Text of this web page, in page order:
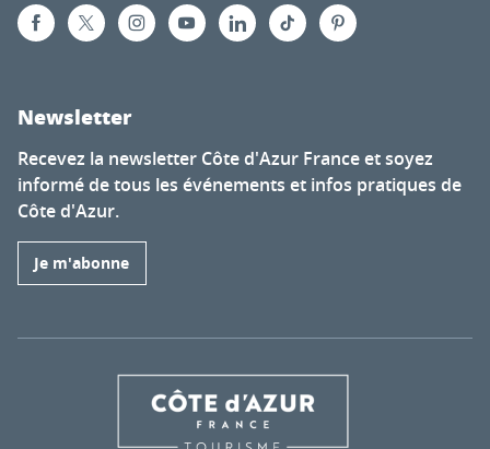
Newsletter
Recevez la newsletter Côte d'Azur France et soyez
informé de tous les événements et infos pratiques de
Côte d'Azur.
Je m'abonne